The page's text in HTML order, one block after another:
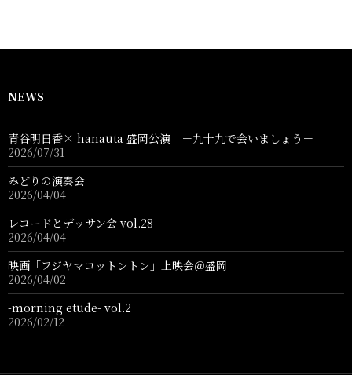
NEWS
青谷明日香× hanauta 盛岡公演 －九十九で会いましょう－
2026/07/31
みどりの演奏会
2026/04/04
レコードとデッサン会 vol.28
2026/04/04
映画「フジヤマコットントン」上映会＠盛岡
2026/04/02
-morning etude- vol.2
2026/02/12